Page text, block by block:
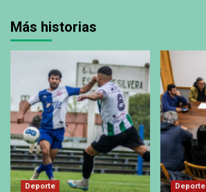
Más historias
Deporte Deporte